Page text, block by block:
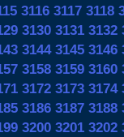
3116 3117 3118
3130 3131 3132
3144 3145 3146
3158 3159 3160
3172 3173 3174
3186 3187 3188
3200 3201 3202